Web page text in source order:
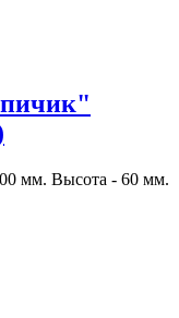
мм. Высота - 60 мм.